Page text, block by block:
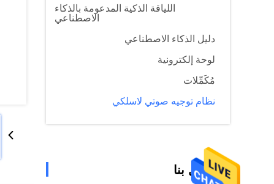
اللياقة الذكية المدعومة بالذكاء
الاصطناعي
دليل الذكاء الاصطناعي
لوحة إلكترونية
مُكَمِّلات
نظام توجيه صوتي لاسلكي
اتصل بنا